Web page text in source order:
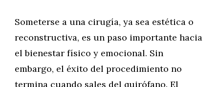
Someterse a una cirugía, ya sea estética o
reconstructiva, es un paso importante hacia
el bienestar físico y emocional. Sin
embargo, el éxito del procedimiento no
termina cuando sales del quirófano. El